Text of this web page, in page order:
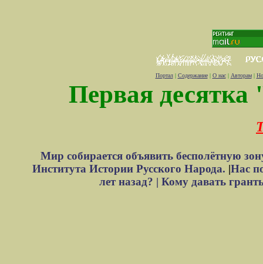
Портал| Содержание| О нас| Авторам|
Первая десятка
Мир собирается объявить бесполётную
Института Истории Русского Народа. |Нас
лет назад? | Кому давать